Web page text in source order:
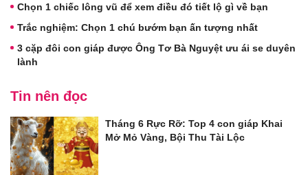
Chọn 1 chiếc lông vũ để xem điều đó tiết lộ gì về bạn
Trắc nghiệm: Chọn 1 chú bướm bạn ấn tượng nhất
3 cặp đôi con giáp được Ông Tơ Bà Nguyệt ưu ái se duyên
lành
Tin nên đọc
Tháng 6 Rực Rỡ: Top 4 con giáp Khai
Mở Mỏ Vàng, Bội Thu Tài Lộc